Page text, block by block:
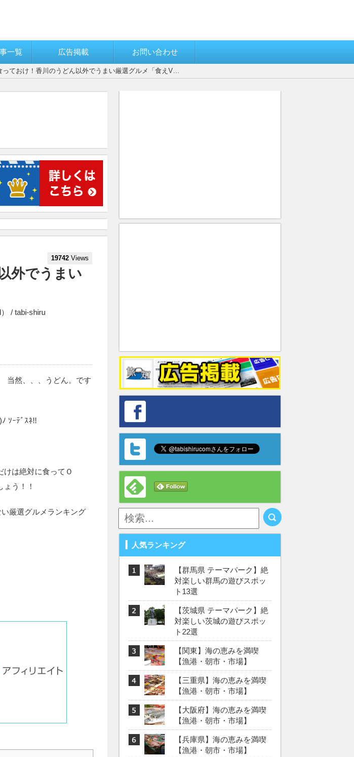
一覧 広告掲載 お問い合わせ
っておけ！香川のうどん以外でうまい厳選グルメ「食えV…
19742 Views
外でうまい
/ tabi-shiru
当然、、、うどん。です
ｿｰﾃﾞｽﾈ!!
けは絶対に食ってＯ
う！！
厳選グルメランキング
人気ランキング
【群馬県 テーマパーク】絶
対楽しい群馬の遊びスポッ
ト13選
【茨城県 テーマパーク】絶
対楽しい茨城の遊びスポッ
ト22選
【関東】海の恵みを満喫
【漁港・朝市・市場】
【三重県】海の恵みを満喫
【漁港・朝市・市場】
【大阪府】海の恵みを満喫
【漁港・朝市・市場】
【兵庫県】海の恵みを満喫
【漁港・朝市・市場】